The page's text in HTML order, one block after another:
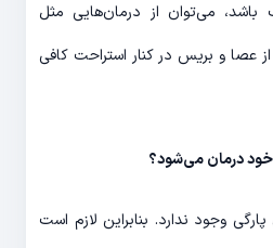
می‌توان از درمان‌هایی مثل
از عصا و بریس در کنار استراحت کافی
خود درمان می‌شود؟
وجود ندارد. بنابراین لازم است